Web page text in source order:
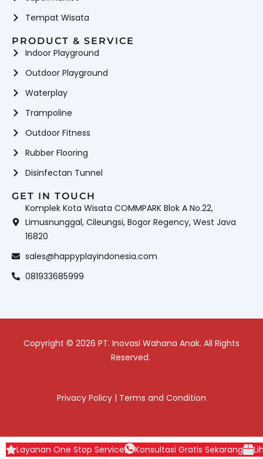
Tempat Wisata
PRODUCT & SERVICE
Indoor Playground
Outdoor Playground
Waterplay
Trampoline
Outdoor Fitness
Rubber Flooring
Disinfectan Tunnel
GET IN TOUCH
Komplek Kota Wisata COMMPARK Blok A No.22,
Limusnunggal, Cileungsi, Bogor Regency, West Java
16820
sales@happyplayindonesia.com
081933685999
Copyright © 2026 PT. Inovasi Wahana Anak. All Rights
Reserved.
Privacy Policy | Terms and Condition
Layanan One Stop Service Konsultasi Gratis Sekarang